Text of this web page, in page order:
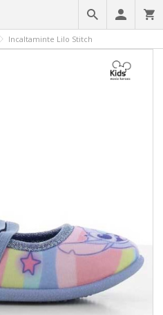
Incaltaminte Lilo Stitch